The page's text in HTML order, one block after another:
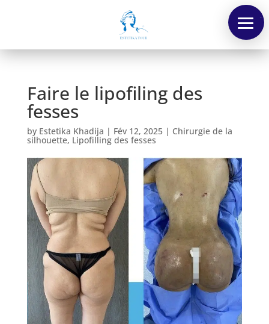
Faire le lipofiling des
fesses
by Estetika Khadija | Fév 12, 2025| Chirurgie de la
silhouette, Lipofilling des fesses